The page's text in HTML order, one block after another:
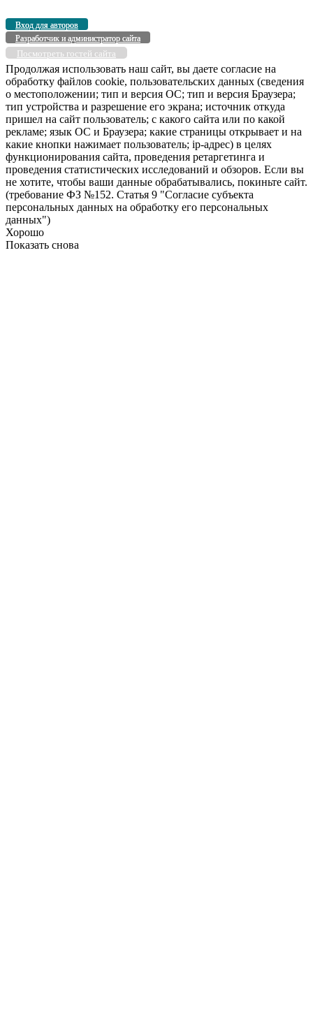
Вход для авторов
Разработчик и администратор сайта
Посмотреть гостей сайта
Продолжая использовать наш сайт, вы даете согласие на
обработку файлов cookie, пользовательских данных (сведения
о местоположении; тип и версия ОС; тип и версия Браузера;
тип устройства и разрешение его экрана; источник откуда
пришел на сайт пользователь; с какого сайта или по какой
рекламе; язык ОС и Браузера; какие страницы открывает и на
какие кнопки нажимает пользователь; ip-адрес) в целях
функционирования сайта, проведения ретаргетинга и
проведения статистических исследований и обзоров. Если вы
не хотите, чтобы ваши данные обрабатывались, покиньте сайт.
(требование ФЗ №152. Статья 9 "Согласие субъекта
персональных данных на обработку его персональных
данных")
Хорошо
Показать снова